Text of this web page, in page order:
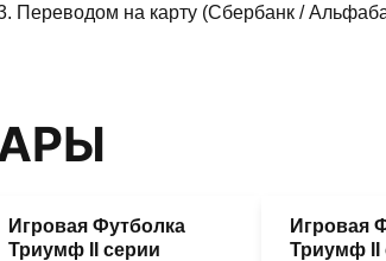
Переводом на карту (Сбербанк /
Игровая Футболка
Триумф II серии
Игровая
Триумф II